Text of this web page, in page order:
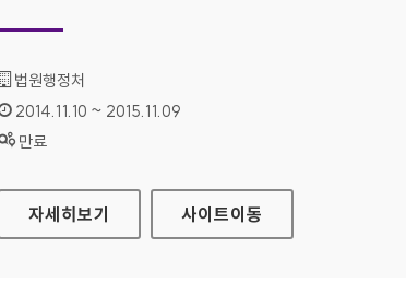
기관명 :
법원행정처
인증기간 :
2014.11.10 ~ 2015.11.09
상태 :
만료
대한민국법원 홈페이지
자세히보기 사이트이동